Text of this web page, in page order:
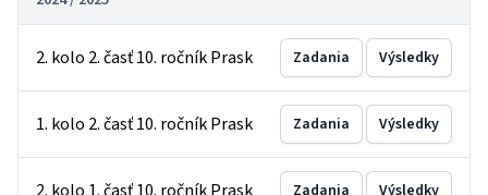
2. kolo 2. časť 10. ročník Prask Zadania Výsledky
1. kolo 2. časť 10. ročník Prask Zadania Výsledky
Zadania Výsledky